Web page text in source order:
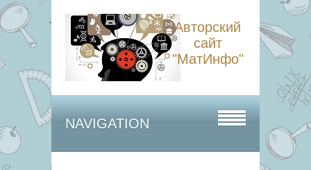
Авторский
сайт
"МатИнфо"
NAVIGATION